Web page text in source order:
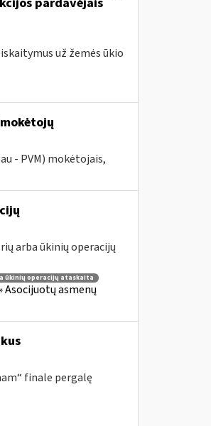
už žemės ūkio
- PVM) mokėtojais,
arba ūkinių operacijų
ūkinių operacijų ataskaita
Asocijuotų asmenų
finale pergalę